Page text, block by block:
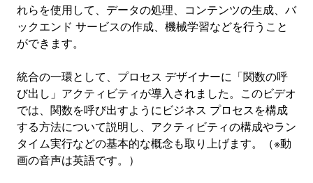
れらを使用して、データの処理、コンテンツの生成、バ
ックエンド サービスの作成、機械学習などを行うこと
ができます。
統合の一環として、プロセス デザイナーに「関数の呼
び出し」アクティビティが導入されました。このビデオ
では、関数を呼び出すようにビジネス プロセスを構成
する方法について説明し、アクティビティの構成やラン
タイム実行などの基本的な概念も取り上げます。（※動
画の音声は英語です。）